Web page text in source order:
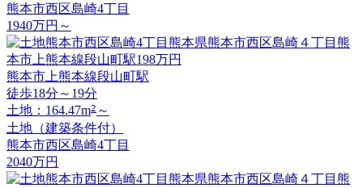
熊本市西区島崎4丁目
1940万円 ～
熊本市上熊本線段山町駅
徒歩18分～19分
土地：164.47m2 ～
土地（建築条件付）
熊本市西区島崎4丁目
2040万円